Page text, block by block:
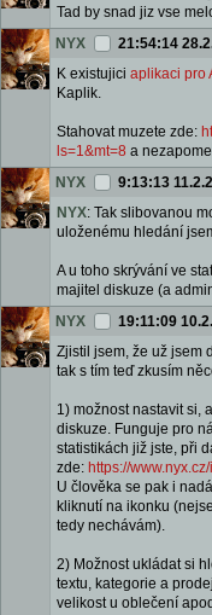
Tad by snad jiz vse
NYX
21:54:14
K existujici aplikaci pro
Kaplik.
Stahovat muzete zde:
ls=1&mt=8 a
NYX
9:13:13
NYX: Tak slibovanou
uloženému hledání
A u toho skrývání ve
majitel diskuze (a
NYX
19:11:09
Zjistil jsem, že už jsem
tak s tím teď zkusím
1) možnost nastavit si,
diskuze. Funguje pro
statistikách již jste, při
zde: https://
U člověka se pak i
kliknutí na ikonku
tedy nechávám).
2) Možnost ukládat si
textu, kategorie a
velikost u oblečení